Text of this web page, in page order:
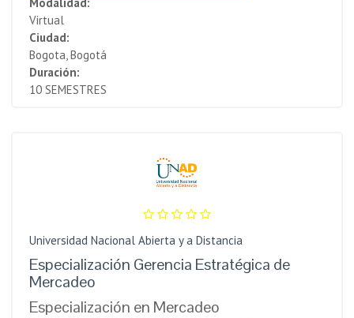
Virtual
Ciudad:
Bogota, Bogotá
Duración:
10 SEMESTRES
Universidad Nacional Abierta y a Distancia
Especialización Gerencia Estratégica de
Mercadeo
Especialización en Mercadeo